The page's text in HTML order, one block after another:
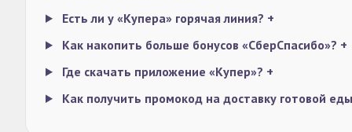
Есть ли у «Купера» горячая линия? +
Как накопить больше бонусов «СберСпасибо»? +
Где скачать приложение «Купер»? +
Как получить промокод на доставку готовой